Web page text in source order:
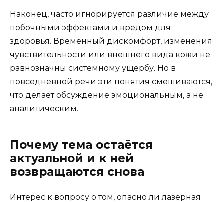
Наконец, часто игнорируется различие между
побочными эффектами и вредом для
здоровья. Временный дискомфорт, изменения
чувствительности или внешнего вида кожи не
равнозначны системному ущербу. Но в
повседневной речи эти понятия смешиваются,
что делает обсуждение эмоциональным, а не
аналитическим.
Почему тема остаётся
актуальной и к ней
возвращаются снова
Интерес к вопросу о том, опасно ли лазерная